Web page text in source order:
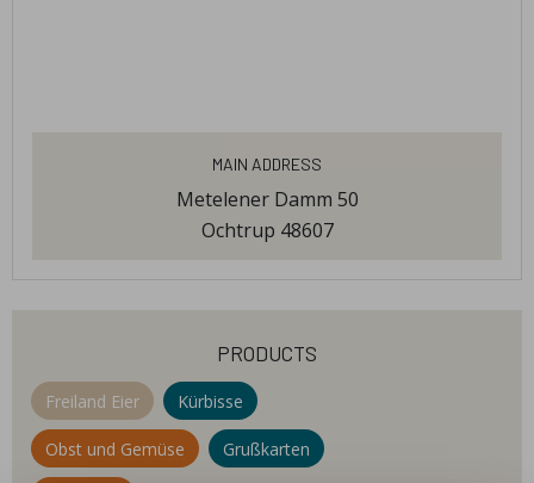
Main Address
Metelener Damm 50
Ochtrup 48607
products
Freiland Eier Kürbisse
Obst und Gemüse Grußkarten